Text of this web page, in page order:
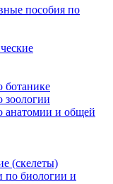
пособия по
анатомии и общей
(скелеты)
по биологии и